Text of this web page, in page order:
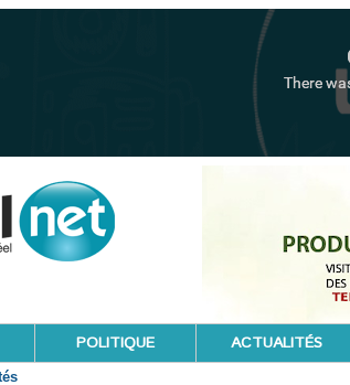
POLITIQUE ACTUALITÉS